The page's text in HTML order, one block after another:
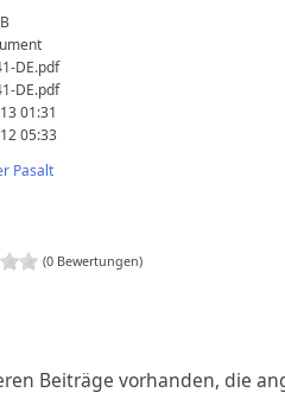
DE.pdf
DE.pdf
01:31
05:33
Pasalt
(0 Bewertungen)
Beiträge vorhanden, die